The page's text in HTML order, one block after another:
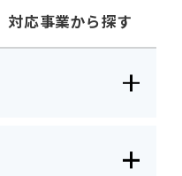
対応事業から探す